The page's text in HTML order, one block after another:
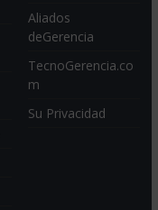
Aliados
deGerencia
TecnoGerencia.co
m
Su Privacidad